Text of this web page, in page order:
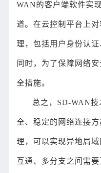
WAN的客户端软件实
道。在云控制平台上
理，包括用户身份认
同时，为了保障网络
全措施。
总之，SD-WAN
全、稳定的网络连接
理，可以实现异地局
互通、多分支之间需